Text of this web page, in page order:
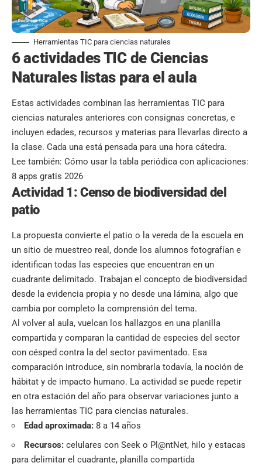
Herramientas TIC para ciencias naturales
6 actividades TIC de Ciencias
Naturales listas para el aula
Estas actividades combinan las herramientas TIC para
ciencias naturales anteriores con consignas concretas, e
incluyen edades, recursos y materias para llevarlas directo a
la clase. Cada una está pensada para una hora cátedra.
Lee también: Cómo usar la tabla periódica con aplicaciones:
8 apps gratis 2026
Actividad 1: Censo de biodiversidad del
patio
La propuesta convierte el patio o la vereda de la escuela en
un sitio de muestreo real, donde los alumnos fotografían e
identifican todas las especies que encuentran en un
cuadrante delimitado. Trabajan el concepto de biodiversidad
desde la evidencia propia y no desde una lámina, algo que
cambia por completo la comprensión del tema.
Al volver al aula, vuelcan los hallazgos en una planilla
compartida y comparan la cantidad de especies del sector
con césped contra la del sector pavimentado. Esa
comparación introduce, sin nombrarla todavía, la noción de
hábitat y de impacto humano. La actividad se puede repetir
en otra estación del año para observar variaciones junto a
las herramientas TIC para ciencias naturales.
Edad aproximada: 8 a 14 años
Recursos: celulares con Seek o Pl@ntNet, hilo y estacas
para delimitar el cuadrante, planilla compartida